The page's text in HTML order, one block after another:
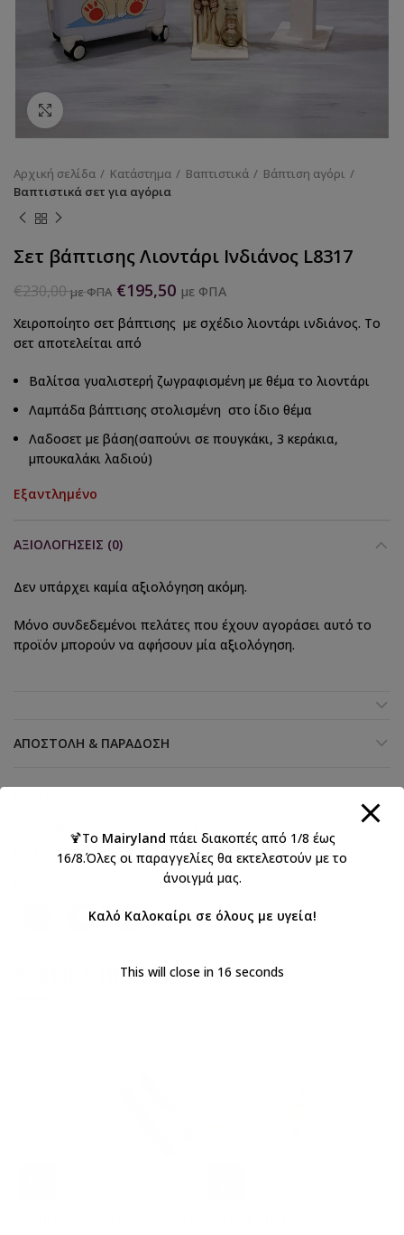
Αρχική σελίδα Κατάστημα Βαπτιστικά
Βάπτιση αγόρι
Βαπτιστικά σετ για αγόρια
Σετ βάπτισης Λιοντάρι Ινδιάνος L8317
€230,00 με ΦΠΑ €195,50 με ΦΠΑ
Χειροποίητο σετ βάπτισης με σχέδιο λιοντάρι ινδιάνος. Το
σετ αποτελείται από
Βαλίτσα γυαλιστερή ζωγραφισμένη με θέμα το λιοντάρι
Λαμπάδα βάπτισης στολισμένη στο ίδιο θέμα
Λαδοσετ με βάση(σαπούνι σε πουγκάκι, 3 κεράκια,
μπουκαλάκι λαδιού)
Εξαντλημένο
ΑΞΙΟΛΟΓΉΣΕΙΣ (0)
Δεν υπάρχει καμία αξιολόγηση ακόμη.
Μόνο συνδεδεμένοι πελάτες που έχουν αγοράσει αυτό το
προϊόν μπορούν να αφήσουν μία αξιολόγηση.
ΑΠΟΣΤΟΛΉ & ΠΑΡΆΔΟΣΗ
Ετικέτες:ΑΓΟΡΙ ινδιάνος, Λιοντάρι , Σετ βάπτισης
ΣΧΕΤΙΚΆ ΠΡΟΪΌΝΤΑ
🍹Το Mairyland πάει διακοπές από 1/8 έως
16/8.Όλες οι παραγγελίες θα εκτελεστούν με το
άνοιγμά μας.
Καλό Καλοκαίρι σε όλους με υγεία!
This will close in 16 seconds